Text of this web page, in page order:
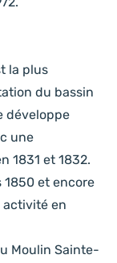
la plus
du bassin
développe
une
1831 et 1832.
et encore
activité en
Moulin Sainte-